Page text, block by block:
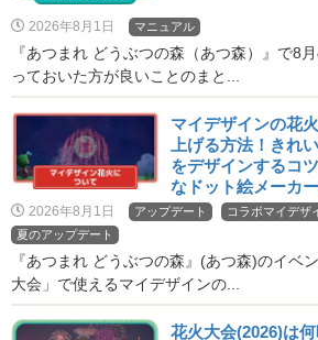
2026年8月1日 マニュアル
『あつまれ どうぶつの森（あつ森）』で8
っておいた方が良いことのまと...
マイデザインの花
上げる方法！きれ
をデザインするコ
なドット絵メーカ
介！
2026年8月1日 アップデート
コラボマイデザ
夏のアップデート
『あつまれ どうぶつの森』(あつ森)のイベ
大会」で使えるマイデザインの...
花火大会(2026)は